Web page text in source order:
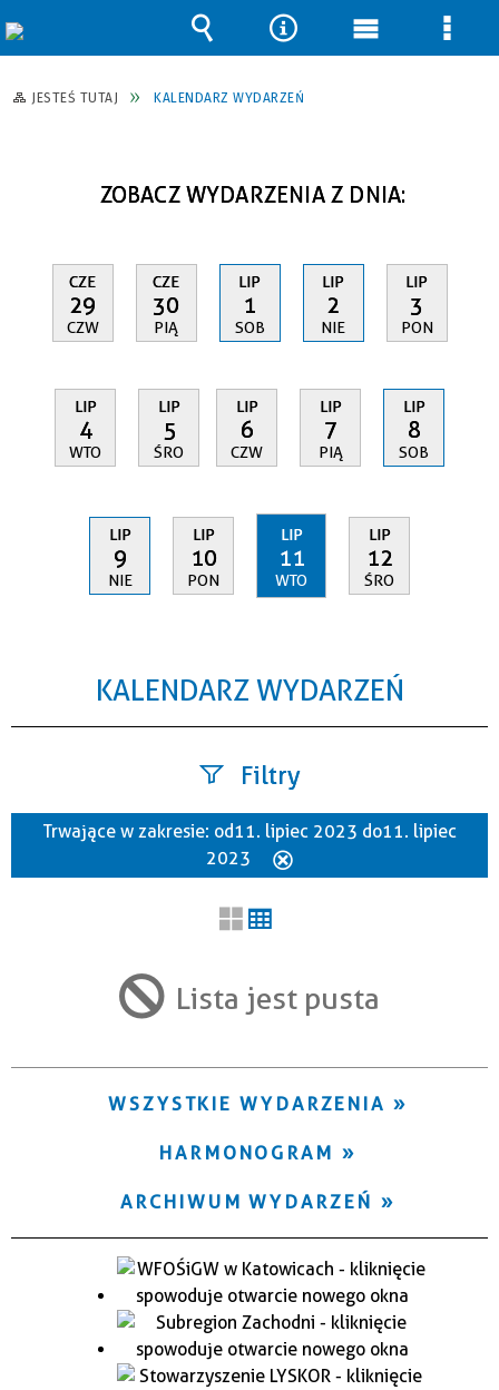
JESTEŚ TUTAJ KALENDARZ WYDARZEŃ
ZOBACZ WYDARZENIA Z DNIA:
CZE
29
CZW
CZE
30
PIĄ
LIP
1
SOB
LIP
2
NIE
LIP
3
PON
LIP
4
WTO
LIP
5
ŚRO
LIP
6
CZW
LIP
7
PIĄ
LIP
8
SOB
LIP
9
NIE
LIP
10
PON
LIP
11
WTO
LIP
12
ŚRO
KALENDARZ WYDARZEŃ
Filtry
Szukana fraza
Trwające w zakresie
Trwające w zakresie: od 11. lipiec 2023 do 11. lipiec
2023
Lista jest pusta
WSZYSTKIE WYDARZENIA
HARMONOGRAM
ARCHIWUM WYDARZEŃ
Wyszukiwarka
Narzędzia
Menu Menu